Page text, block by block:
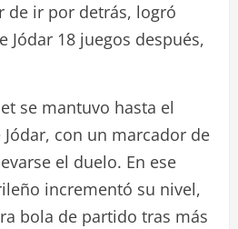
de ir por detrás, logró
Jódar 18 juegos después,
se mantuvo hasta el
con un marcador de
el duelo. En ese
incrementó su nivel,
bola de partido tras más